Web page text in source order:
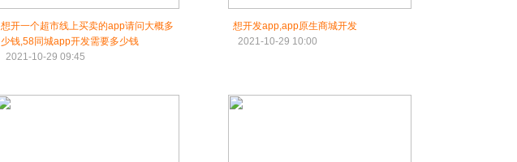
想开一个超市线上买卖的app请问大概多
少钱,58同城app开发需要多少钱
2021-10-29 09:45
想开发app,app原生商城开发
2021-10-29 10:00